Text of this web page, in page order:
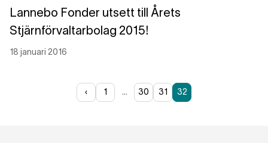
Lannebo Fonder utsett till Årets
Stjärnförvaltarbolag 2015!
18 januari 2016
‹ 1 … 30 31 32